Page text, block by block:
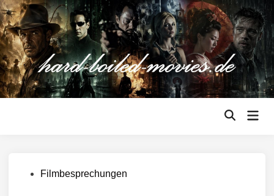
Zum
Inhalt
springen
Suche
Veröffentlicht
Filmbesprechungen